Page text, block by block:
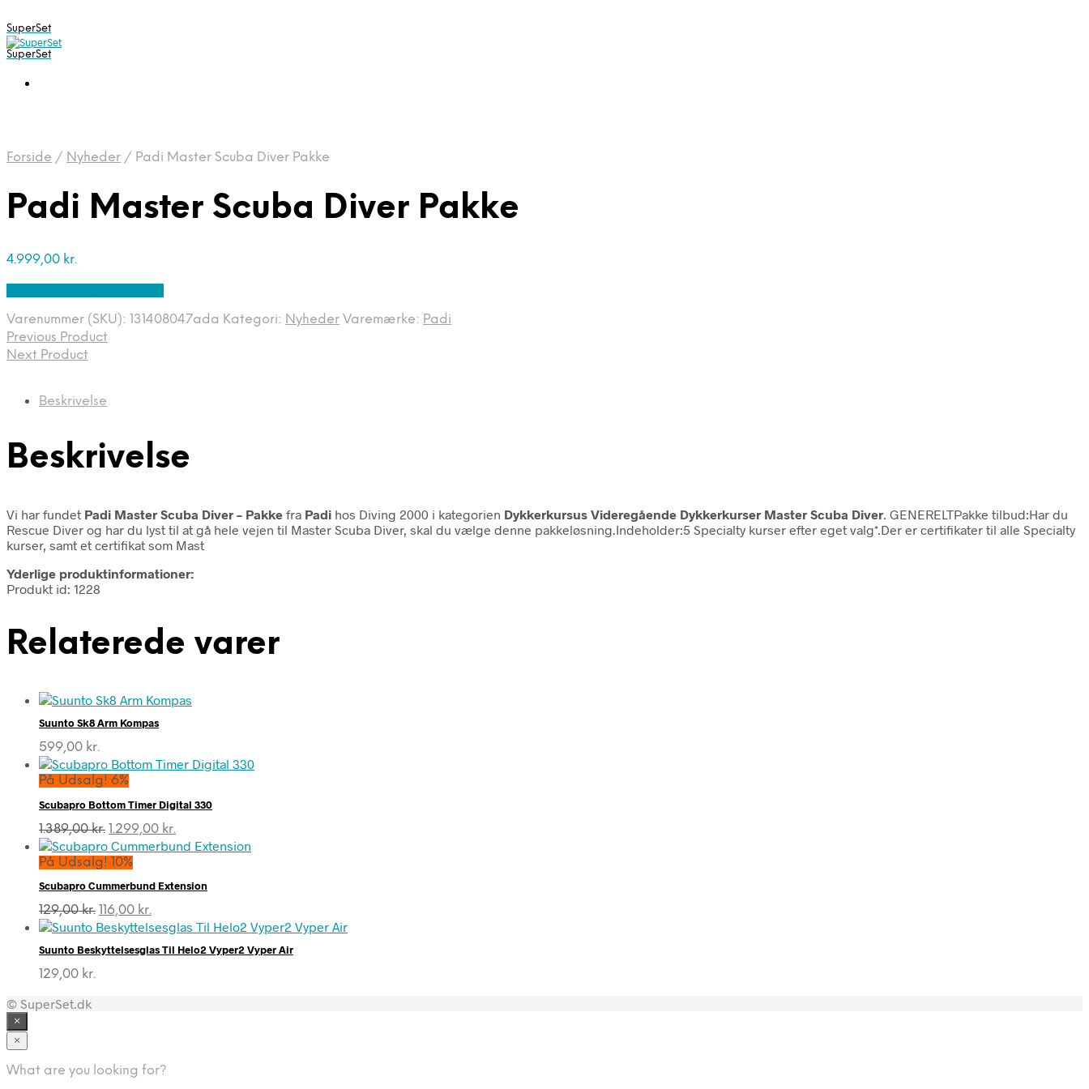
SuperSet
SuperSet
Forside / Nyheder / Padi Master Scuba Diver Pakke
Padi Master Scuba Diver Pakke
4.999,00 kr.
Varenummer (SKU): 131408047ada Kategori: Nyheder Varemærke: Padi
Previous Product
Next Product
Beskrivelse
Beskrivelse
Vi har fundet Padi Master Scuba Diver – Pakke fra Padi hos Diving 2000 i kategorien Dykkerkursus Videregående Dykkerkurser Master Scuba Diver . GENERELTPakke tilbud:Har du
Rescue Diver og har du lyst til at gå hele vejen til Master Scuba Diver, skal du vælge denne pakkeløsning.Indeholder:5 Specialty kurser efter eget valg*.Der er certifikater til alle Specialty
kurser, samt et certifikat som Mast
Yderlige produktinformationer:
Produkt id: 1228
Relaterede varer
Suunto Sk8 Arm Kompas
599,00 kr.
På Udsalg! 6%
Scubapro Bottom Timer Digital 330
1.389,00kr. Den
oprindelige
pris
1.389,00 kr..
1.299,00 kr.
aktuelle
1.299,00 kr..
På Udsalg! 10%
Scubapro Cummerbund Extension
129,00kr. Den
oprindelige
var:
116,00 kr.
aktuelle
er:
Suunto Beskyttelsesglas Til Helo2 Vyper2 Vyper Air
129,00 kr.
© SuperSet.dk
×
×
What are you looking for?